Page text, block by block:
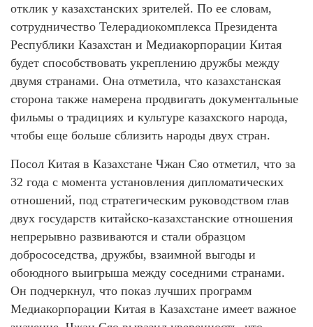
отклик у казахстанских зрителей. По ее словам,
сотрудничество Телерадиокомплекса Президента
Республики Казахстан и Медиакорпорации Китая
будет способствовать укреплению дружбы между
двумя странами. Она отметила, что казахстанская
сторона также намерена продвигать документальные
фильмы о традициях и культуре казахского народа,
чтобы еще больше сблизить народы двух стран.
Посол Китая в Казахстане Чжан Сяо отметил, что за
32 года с момента установления дипломатических
отношений, под стратегическим руководством глав
двух государств китайско-казахстанские отношения
непрерывно развиваются и стали образцом
добрососедства, дружбы, взаимной выгоды и
обоюдного выигрыша между соседними странами.
Он подчеркнул, что показ лучших программ
Медиакорпорации Китая в Казахстане имеет важное